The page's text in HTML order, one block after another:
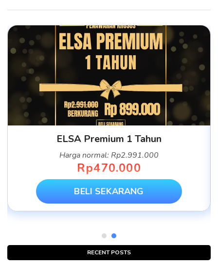
RECENT POSTS
ELSA Premium 1 Tahun
Harga normal: Rp2.991.000
Rp470.000
BELI SEKARANG